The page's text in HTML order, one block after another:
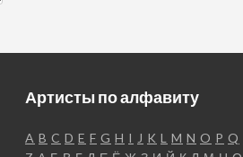
Артисты по алфавиту
A B C D E F G H I J K L M N O P Q